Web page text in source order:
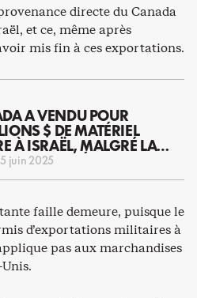
directe du Canada
et ce, même après
mis fin à ces exportations.
A VENDU POUR
$ DE MATÉRIEL
À ISRAËL, MALGRÉ LA
ANNONCÉE
juin 2025
faille demeure, puisque le
d’exportations militaires à
pas aux marchandises